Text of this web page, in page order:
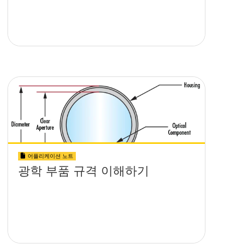
어플리케이션 노트
광학 부품 규격 이해하기